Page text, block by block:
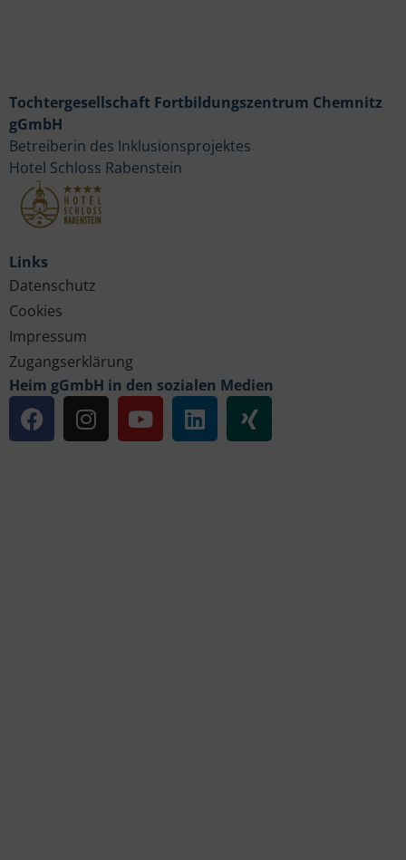
Links
Datenschutz
Cookies
Impressum
Zugangserklärung
Heim gGmbH in den sozialen Medien
Tochtergesellschaft Fortbildungszentrum Chemnitz
gGmbH
Betreiberin des Inklusionsprojektes
Hotel Schloss Rabenstein